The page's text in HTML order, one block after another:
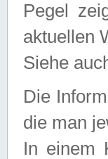
Pegel
aktuellen
Siehe
Die
die man
In einem